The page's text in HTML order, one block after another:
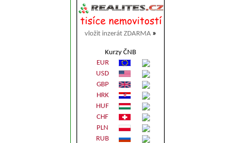
vložit inzerát ZDARMA »
Kurzy ČNB
EUR
USD
GBP
HRK
HUF
CHF
PLN
RUB